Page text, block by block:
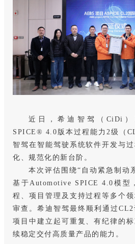
近日，希迪智驾（CiDi）
SPICE® 4.0版本过程能力2级（
智驾在智能驾驶系统软件开发与
化、规范化的新台阶。
本次评估围绕“自动紧急制动
基于Automotive SPICE 4.0模型
程、项目管理及支持过程等多个
审查。希迪智驾最终顺利通过
项目中建立起可重复、有纪律的
续稳定交付高质量产品的能力。